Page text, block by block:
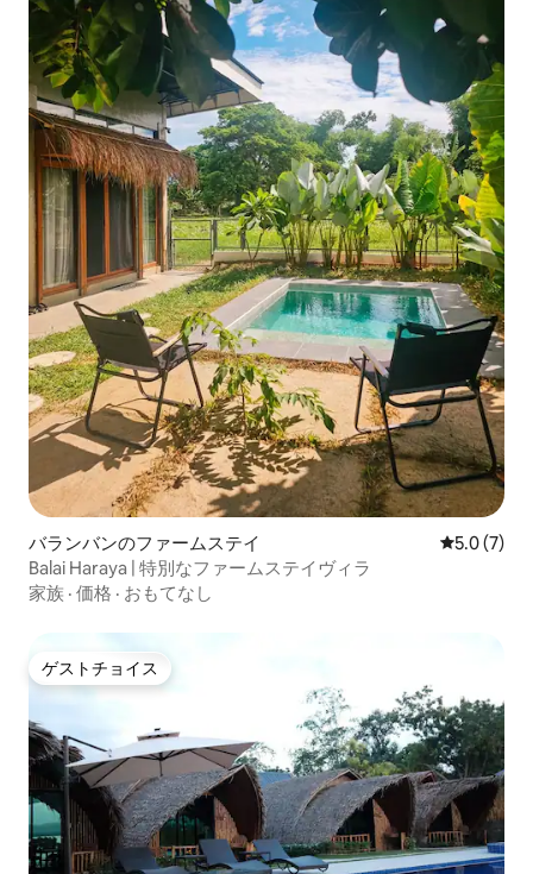
バランバンのファームステイ レビュー7
5.0 (7)
Balai Haraya | 特別なファームステイヴィラ
家族 · 価格 · おもてなし
ゲストチョイス
ゲストチョイス